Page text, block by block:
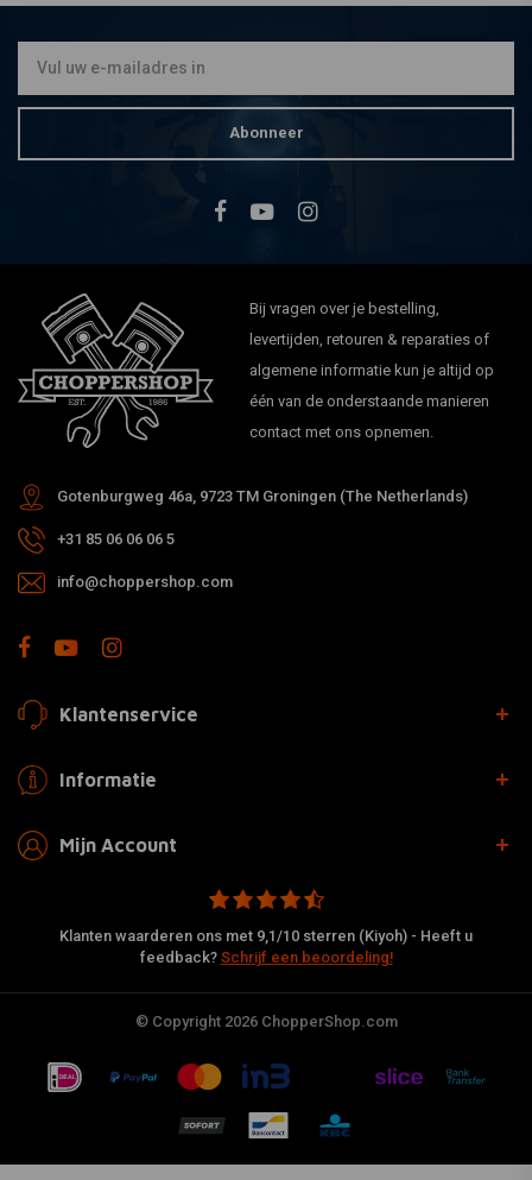
Abonneer
Bij vragen over je bestelling,
levertijden, retouren & reparaties of
algemene informatie kun je altijd op
één van de onderstaande manieren
contact met ons opnemen.
Gotenburgweg 46a, 9723 TM Groningen (The Netherlands)
+31 85 06 06 06 5
info@choppershop.com
Klantenservice
Informatie
Mijn Account
Klanten waarderen ons met 9,1/10 sterren (Kiyoh) - Heeft u
feedback? Schrijf een beoordeling!
© Copyright 2026 ChopperShop.com